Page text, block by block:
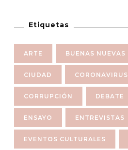
Etiquetas
ARTE BUENAS NUEVAS
CIUDAD CORONAVIRUS
CORRUPCIÓN DEBATE
ENSAYO ENTREVISTAS
EVENTOS CULTURALES